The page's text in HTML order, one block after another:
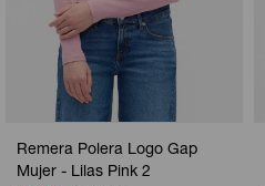
Remera Polera Logo Gap
Mujer - Lilas Pink 2